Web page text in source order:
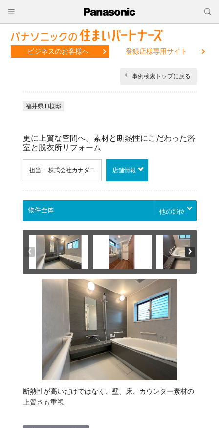
ビジネスのお客様へ 登録店様専用サイト
事例検索トップに戻る
福井県 H様邸
更に上質な空間へ。素材と断熱性にこだわった浴
室と脱衣所リフォーム
担当： 株式会社カナダニ 店舗情報
他の部位
断熱性が高いだけではなく、壁、床、カウンター素材の
上質さも重視